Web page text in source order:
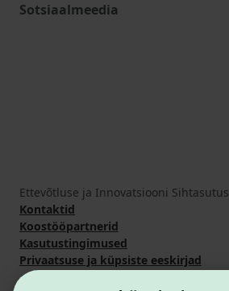
Sotsiaalmeedia
Ettevõtluse ja Innovatsiooni Sihtasutus
Kontaktid
Koostööpartnerid
Kasutustingimused
Privaatsuse ja küpsiste eeskirjad